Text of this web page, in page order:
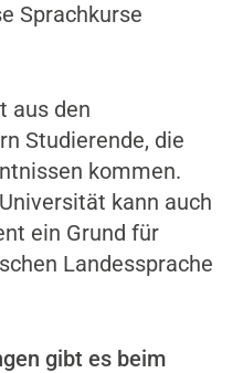
Sprachkurse
aus den
Studierende, die
kommen.
kann auch
ein Grund für
Landessprache
gibt es beim